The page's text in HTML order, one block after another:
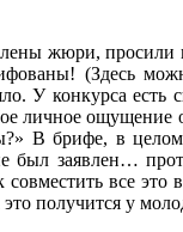
жюри, просили
(Здесь
У конкурса есть
личное ощущение
В брифе, в
был заявлен…
все это
получится у